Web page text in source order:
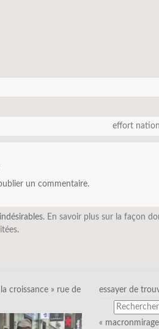
effort
un commentaire.
En savoir plus sur la façon
.
croissance » rue de
essayer de
«